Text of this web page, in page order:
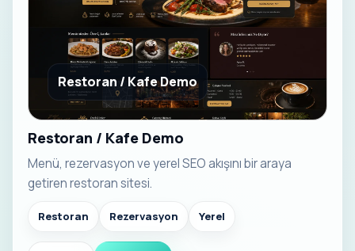
Restoran / Kafe Demo
Restoran / Kafe Demo
Menü, rezervasyon ve yerel SEO akışını bir araya
getiren restoran sitesi.
Restoran Rezervasyon Yerel